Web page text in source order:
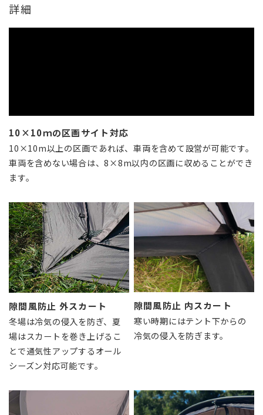
詳細
10×10ｍの区画サイト対応
10×10m以上の区画であれば、車両を含めて設営が可能です。
車両を含めない場合は、8×8m以内の区画に収めることができ
ます。
隙間風防止 外スカート
冬場は冷気の侵入を防ぎ、夏
場はスカートを巻き上げるこ
とで通気性アップするオール
シーズン対応可能です。
隙間風防止 内スカート
寒い時期にはテント下からの
冷気の侵入を防ぎます。